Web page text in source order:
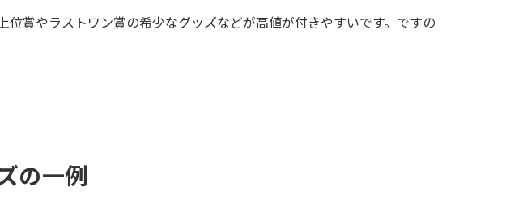
賞やラストワン賞の希少なグッズなどが高値が付きやすいです。ですの
の一例